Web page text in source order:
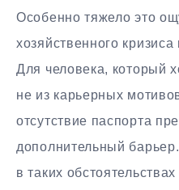
Особенно тяжело это
хозяйственного
Для человека, который
не из карьерных
отсутствие паспорта
дополнительный
в таких